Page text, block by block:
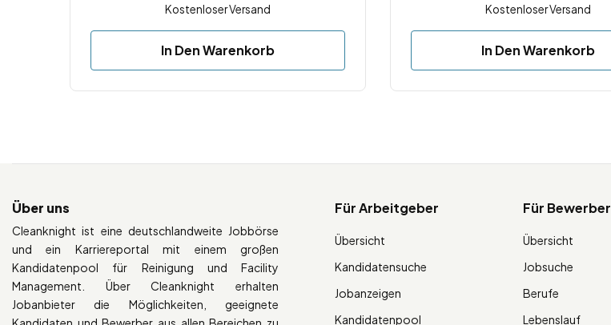
Kostenloser Versand
In Den Warenkorb
Kostenloser Versand
In Den Warenkorb
Über uns
Cleanknight ist eine deutschlandweite Jobbörse
und ein Karriereportal mit einem großen
Kandidatenpool für Reinigung und Facility
Management. Über Cleanknight erhalten
Jobanbieter die Möglichkeiten, geeignete
Für Arbeitgeber
Übersicht
Kandidatensuche
Jobanzeigen
Kandidatenpool
Für Bewerber
Übersicht
Jobsuche
Berufe
Lebenslauf